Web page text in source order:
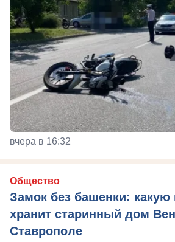
вчера в 16:32
Общество
Замок без башенки: какую
хранит старинный дом
Ставрополе